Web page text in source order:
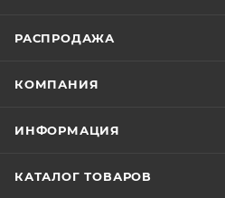
РАСПРОДАЖА
КОМПАНИЯ
ИНФОРМАЦИЯ
КАТАЛОГ ТОВАРОВ